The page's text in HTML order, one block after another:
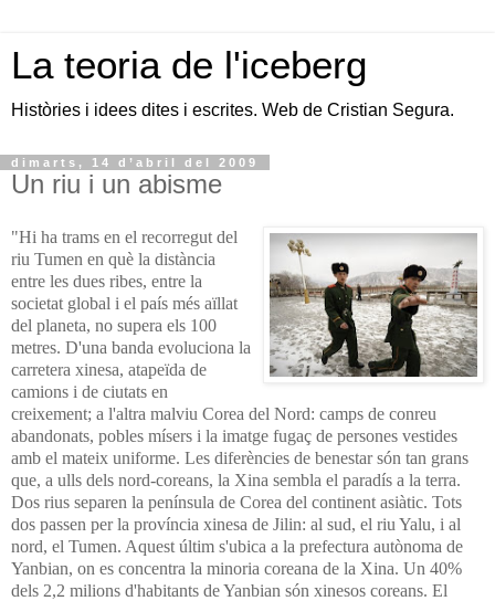
La teoria de l'iceberg
Històries i idees dites i escrites. Web de Cristian Segura.
dimarts, 14 d’abril del 2009
Un riu i un abisme
"Hi ha trams en el recorregut del
riu Tumen en què la distància
entre les dues ribes, entre la
societat global i el país més aïllat
del planeta, no supera els 100
metres. D'una banda evoluciona la
carretera xinesa, atapeïda de
camions i de ciutats en
creixement; a l'altra malviu Corea del Nord: camps de conreu
abandonats, pobles mísers i la imatge fugaç de persones vestides
amb el mateix uniforme. Les diferències de benestar són tan grans
que, a ulls dels nord-coreans, la Xina sembla el paradís a la terra.
Dos rius separen la península de Corea del continent asiàtic. Tots
dos passen per la província xinesa de Jilin: al sud, el riu Yalu, i al
nord, el Tumen. Aquest últim s'ubica a la prefectura autònoma de
Yanbian, on es concentra la minoria coreana de la Xina. Un 40%
dels 2,2 milions d'habitants de Yanbian són xinesos coreans. El